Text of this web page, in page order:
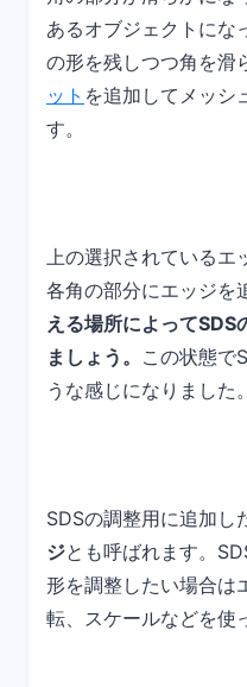
あるオブジェクトにな
の形を残しつつ角を滑
ット を追加してメッシ
す。
上の選択されている
各角の部分にエッジを
える場所によってSDS
ましょう。 この状態で
うな感じになりました。
SDSの調整用に追加し
ジとも呼ばれます。
形を調整したい場合は
転、スケールなどを使